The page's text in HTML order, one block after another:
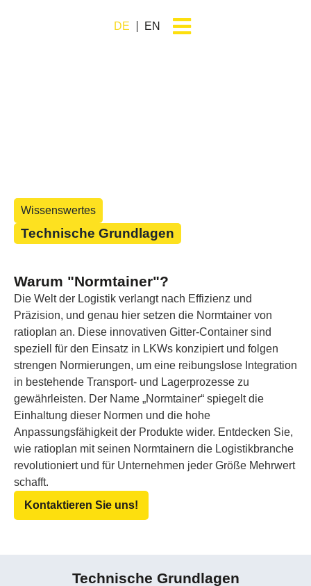
DE EN
Wissenswertes
Technische Grundlagen
Warum "Normtainer"?
Die Welt der Logistik verlangt nach Effizienz und
Präzision, und genau hier setzen die Normtainer von
ratioplan an. Diese innovativen Gitter-Container sind
speziell für den Einsatz in LKWs konzipiert und folgen
strengen Normierungen, um eine reibungslose Integration
in bestehende Transport- und Lagerprozesse zu
gewährleisten. Der Name „Normtainer“ spiegelt die
Einhaltung dieser Normen und die hohe
Anpassungsfähigkeit der Produkte wider. Entdecken Sie,
wie ratioplan mit seinen Normtainern die Logistikbranche
revolutioniert und für Unternehmen jeder Größe Mehrwert
schafft.
Kontaktieren Sie uns!
Technische Grundlagen